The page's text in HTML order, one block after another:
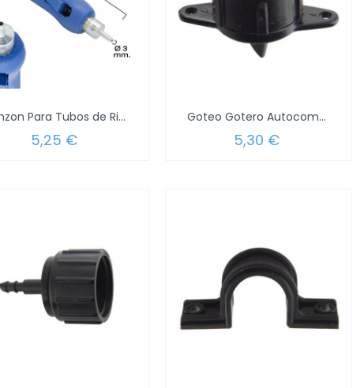
Punzon Para Tubos de Riego / Goteros /...
5,25 €
Goteo Gotero Autocompensable 4 Litros /...
5,30 €